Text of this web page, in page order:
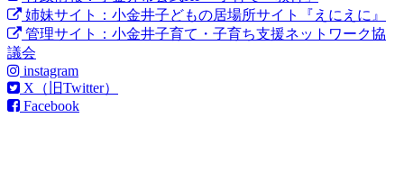
姉妹サイト：小金井子どもの居場所サイト『えにえに』
管理サイト：小金井子育て・子育ち支援ネットワーク協
議会
instagram
X（旧Twitter）
Facebook